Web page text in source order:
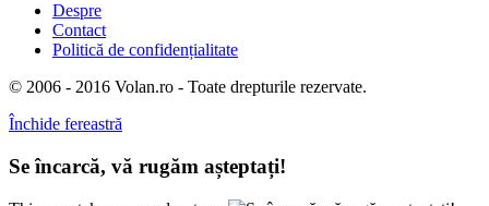
Despre
Contact
Politică de confidențialitate
© 2006 - 2016 Volan.ro - Toate drepturile rezervate.
Închide fereastră
Se încarcă, vă rugăm așteptați!